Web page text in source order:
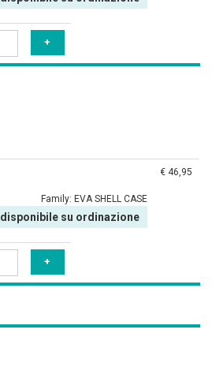
Family: EVA SHELL CASE
disponibile su ordinazione
€ 46,95